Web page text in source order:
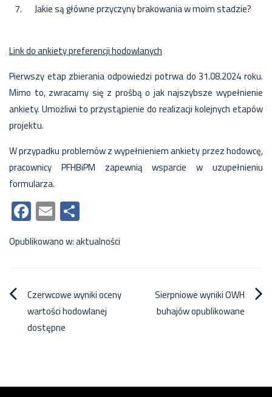
Jakie są główne przyczyny brakowania w moim stadzie?
Link do ankiety preferencji hodowlanych
Pierwszy etap zbierania odpowiedzi potrwa do 31.08.2024 roku.
Mimo to, zwracamy się z prośbą o jak najszybsze wypełnienie
ankiety. Umożliwi to przystąpienie do realizacji kolejnych etapów
projektu.
W przypadku problemów z wypełnieniem ankiety przez hodowcę,
pracownicy PFHBiPM zapewnią wsparcie w uzupełnieniu
formularza.
Facebook
Email
Opublikowano w:aktualności
Nawigacja
wpisu
Czerwcowe wyniki oceny
wartości hodowlanej
dostępne
Sierpniowe wyniki OWH
buhajów opublikowane